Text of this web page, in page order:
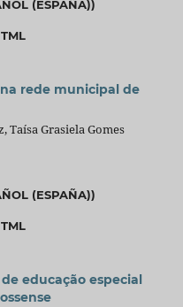
(ESPAÑA))
rede municipal de
Taísa Grasiela Gomes
(ESPAÑA))
educação especial